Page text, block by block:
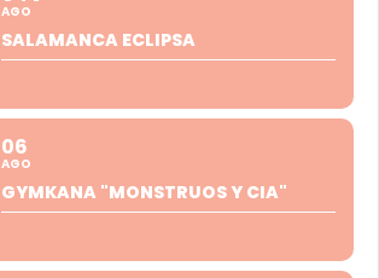
AGO
SALAMANCA ECLIPSA
06
AGO
GYMKANA "MONSTRUOS Y CIA"